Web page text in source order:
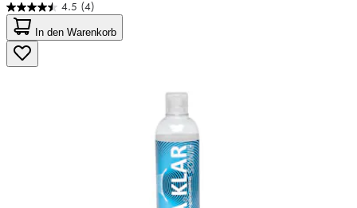
4.5 (4)
4.5
von
5
Sternen.
4
In den Warenkorb